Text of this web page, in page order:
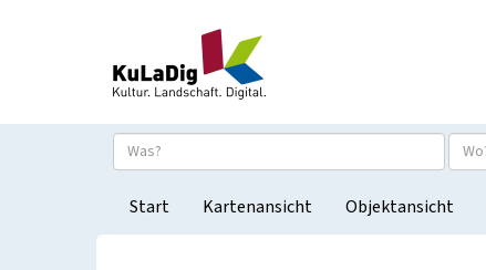
Start Kartenansicht Objektansicht